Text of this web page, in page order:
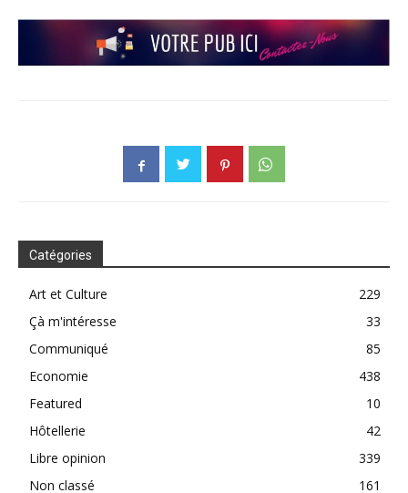
Catégories
Art et Culture
229
Çà m'intéresse
33
Communiqué
85
Economie
438
Featured
10
Hôtellerie
42
Libre opinion
339
Non classé
161